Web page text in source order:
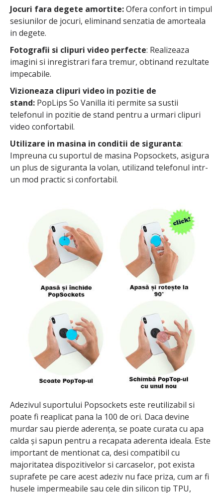
Jocuri fara degete amortite:Ofera confort in timpul
sesiunilor de jocuri, eliminand senzatia de amorteala
in degete.
Fotografii si clipuri video perfecte: Realizeaza
imagini si inregistrari fara tremur, obtinand rezultate
impecabile.
Vizioneaza clipuri video in pozitie de
stand: PopLips So Vanilla iti permite sa sustii
telefonul in pozitie de stand pentru a urmari clipuri
video confortabil.
Utilizare in masina in conditii de siguranta:
Impreuna cu suportul de masina Popsockets, asigura
un plus de siguranta la volan, utilizand telefonul intr-
un mod practic si confortabil.
Adezivul suportului Popsockets este reutilizabil si
poate fi reaplicat pana la 100 de ori. Daca devine
murdar sau pierde aderența, se poate curata cu apa
calda și sapun pentru a recapata aderenta ideala. Este
important de mentionat ca, desi compatibil cu
majoritatea dispozitivelor si carcaselor, pot exista
suprafete pe care acest adeziv nu face priza, cum ar fi
husele impermeabile sau cele din silicon tip TPU,